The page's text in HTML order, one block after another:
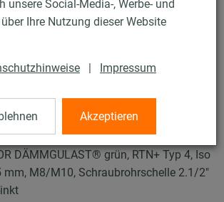
unsere Social-Media-, Werbe- und
Ihre Nutzung dieser Website
| Impressum
Akzeptieren
Typ 2 und 4
Schellen RTN+
Typ 2 und 4
DÄMMGULAST® grün, RTN+ Typ 4, Iso
mm, M8/M10, Schraubrohrschelle 2.1/2"